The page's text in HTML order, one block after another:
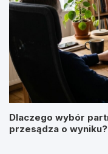
Dlaczego wybór
przesądza o